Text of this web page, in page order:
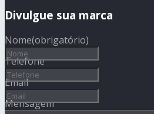
Divulgue sua marca
Nome(obrigatório)
Telefone
Email
Mensagem